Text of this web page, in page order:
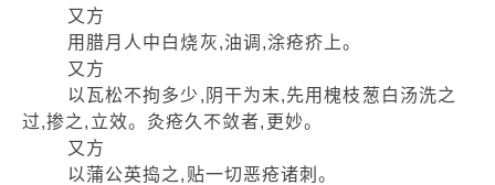
又方
用腊月人中白烧灰,油调,涂疮疥上。
又方
以瓦松不拘多少,阴干为末,先用槐枝葱白汤洗之
过,掺之,立效。灸疮久不敛者,更妙。
又方
以蒲公英捣之,贴一切恶疮诸刺。